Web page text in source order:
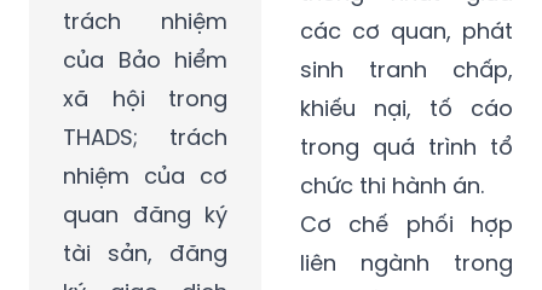
trách nhiệm
của Bảo hiểm
xã hội trong
THADS; trách
nhiệm của cơ
quan đăng ký
tài sản, đăng
các cơ quan, phát
sinh tranh chấp,
khiếu nại, tố cáo
trong quá trình tổ
chức thi hành án.
Cơ chế phối hợp
liên ngành trong